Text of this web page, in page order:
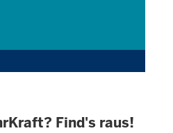
Find's raus!